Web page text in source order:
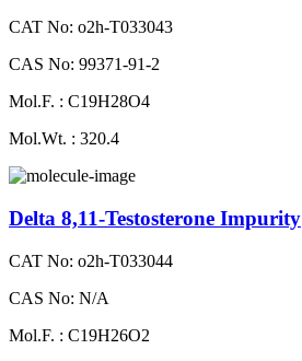
CAT No: o2h-T033043
CAS No: 99371-91-2
Mol.F. : C19H28O4
Mol.Wt. : 320.4
Delta 8,11-Testosterone Impurity
CAT No: o2h-T033044
CAS No: N/A
Mol.F. : C19H26O2